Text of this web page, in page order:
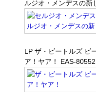
ルジオ・メンデスの新
LP ザ・ビートルズ ビ
ア！ヤア！ EAS-